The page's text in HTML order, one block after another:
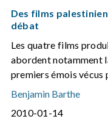
Des films
débat
Les quatre films
abordent notamment
premiers émois vécus
Benjamin Barthe
2010-01-14